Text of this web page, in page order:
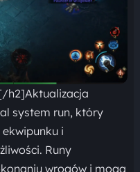
h2]Aktualizacja
system run, który
i
Runy
wrogów i mogą